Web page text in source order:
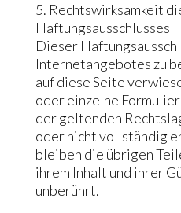
5. Rechtswirksamkeit
Haftungsausschlusses
Dieser
Internetangebotes zu
auf diese Seite
oder einzelne
der geltenden
oder nicht vollständig
bleiben die übrigen
ihrem Inhalt und ihrer
unberührt.